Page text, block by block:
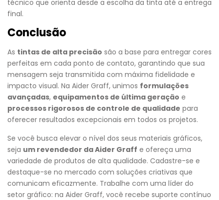
técnico que orienta desde a escolha da tinta até a entrega
final.
Conclusão
As tintas de alta precisão são a base para entregar cores
perfeitas em cada ponto de contato, garantindo que sua
mensagem seja transmitida com máxima fidelidade e
impacto visual. Na Aider Graff, unimos formulações
avançadas, equipamentos de última geração e
processos rigorosos de controle de qualidade para
oferecer resultados excepcionais em todos os projetos.
Se você busca elevar o nível dos seus materiais gráficos,
seja um revendedor da Aider Graff e ofereça uma
variedade de produtos de alta qualidade. Cadastre-se e
destaque-se no mercado com soluções criativas que
comunicam eficazmente. Trabalhe com uma líder do
setor gráfico: na Aider Graff, você recebe suporte contínuo